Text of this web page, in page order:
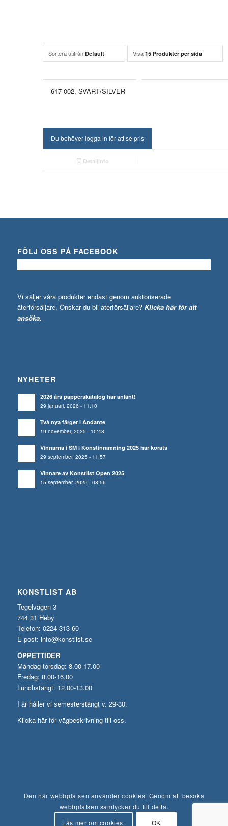
Sortera utifrån Default Visa 15 Produkter per sida
617-002, SVART/SILVER
Du behöver logga in för att se pris
Detaljinfo
FÖLJ OSS PÅ FACEBOOK
Vi säljer våra produkter endast genom auktoriserade
återförsäljare. Önskar du bli återförsäljare? Klicka här för att
ansöka.
NYHETER
2026 års papperskatalog har anlänt!
29 januari, 2026 - 11:10
Två nya färger i Andante
19 november, 2025 - 10:48
Vinnarna i SM i Konstinramning 2025 har korats
29 september, 2025 - 11:57
Vinnare av Konstlist Open 2025
15 september, 2025 - 08:56
KONSTLIST AB
Tegelvägen 3
744 31 Heby
Telefon: 0224-313 60
E-post: info@konstlist.se
ÖPPETTIDER
Måndag-torsdag: 8.00-17.00
Fredag: 8.00-16.00
Lunchstängt: 12.00-13.00
I år håller vi semesterstängt v. 29-30.
Klicka här för vägbeskrivning till oss.
Den här webbplatsen använder cookies. Genom att besöka
webbplatsen samtycker du till detta.
Läs mer om cookies.
OK